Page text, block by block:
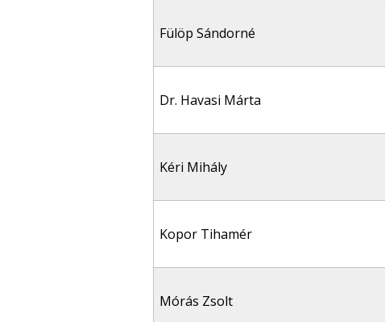
Fülöp Sándorné
Dr. Havasi Márta
Kéri Mihály
Kopor Tihamér
Mórás Zsolt